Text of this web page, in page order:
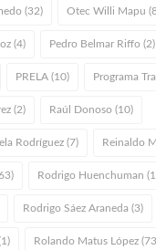
(32) Otec Willi Mapu
(4) Pedro Belmar Riffo (2)
PRELA (10) Programa
(2) Raúl Donoso (10)
Rodríguez (7) Reinaldo
Rodrigo Huenchuman
Rodrigo Sáez Araneda (3)
Rolando Matus López